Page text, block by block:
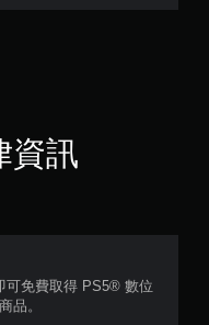
星
）
資訊
免費取得 PS5® 數位
品。